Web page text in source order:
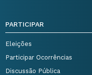
PARTICIPAR
Eleições
Participar Ocorrências
Discussão Pública